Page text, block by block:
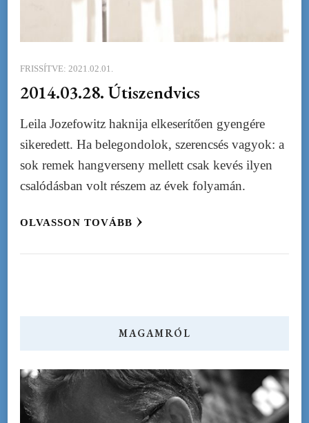
FRISSÍTVE: 2021.02.01.
2014.03.28. Útiszendvics
Leila Jozefowitz haknija elkeserítően gyengére
sikeredett. Ha belegondolok, szerencsés vagyok: a
sok remek hangverseny mellett csak kevés ilyen
csalódásban volt részem az évek folyamán.
OLVASSON TOVÁBB
MAGAMRÓL